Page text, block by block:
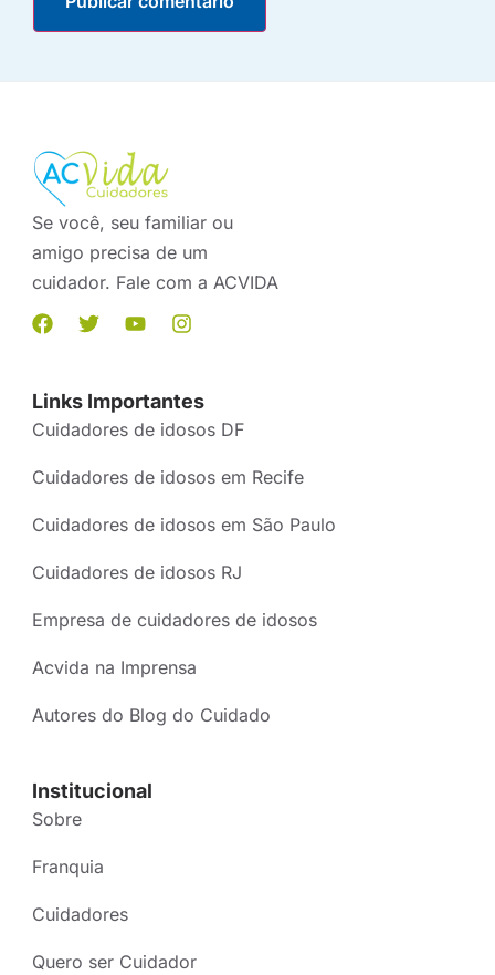
Se você, seu familiar ou
amigo precisa de um
cuidador. Fale com a ACVIDA
Links Importantes
Cuidadores de idosos DF
Cuidadores de idosos em Recife
Cuidadores de idosos em São Paulo
Cuidadores de idosos RJ
Empresa de cuidadores de idosos
Acvida na Imprensa
Autores do Blog do Cuidado
Institucional
Sobre
Franquia
Cuidadores
Quero ser Cuidador